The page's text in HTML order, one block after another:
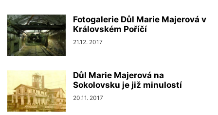
Fotogalerie Důl Marie Majerová v
Královském Poříčí
21.12. 2017
Důl Marie Majerová na
Sokolovsku je již minulostí
20.11. 2017